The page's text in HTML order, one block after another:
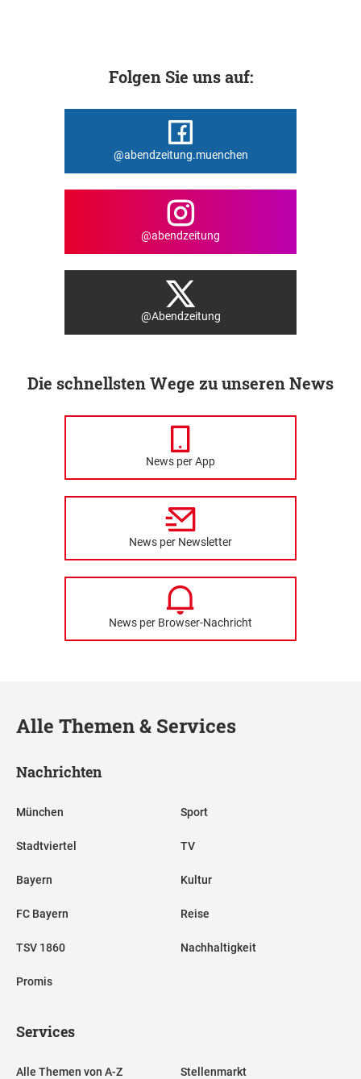
Folgen Sie uns auf:
@abendzeitung.muenchen
@abendzeitung
@Abendzeitung
Die schnellsten Wege zu unseren News
News per App
News per Newsletter
News per Browser-Nachricht
Alle Themen & Services
Nachrichten
München
Stadtviertel
Bayern
FC Bayern
TSV 1860
Promis
Sport
TV
Kultur
Reise
Nachhaltigkeit
Services
Alle Themen von A-Z Stellenmarkt